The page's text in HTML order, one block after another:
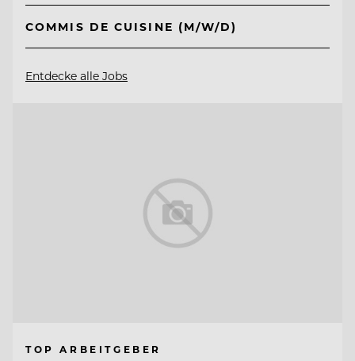
COMMIS DE CUISINE (M/W/D)
Entdecke alle Jobs
TOP ARBEITGEBER